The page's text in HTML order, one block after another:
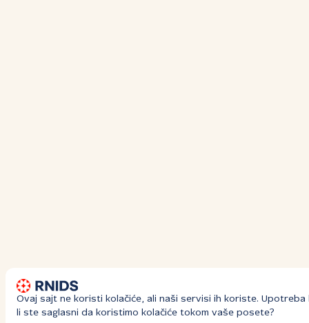
Ovaj sajt ne koristi kolačiće, ali naši servisi ih koriste. Upotreba
li ste saglasni da koristimo kolačiće tokom vaše posete?